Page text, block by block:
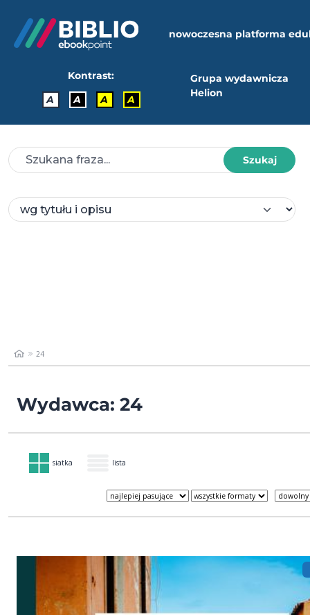
nowoczesna platforma
Kontrast:
A
A A A
Grupa wydawnicza
Helion
Szukaj
24
Wydawca: 24
siatka lista